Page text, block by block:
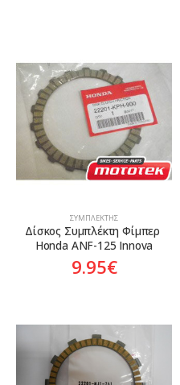
ΣΥΜΠΛΈΚΤΗΣ
Δίσκος Συμπλέκτη Φίμπερ
Honda ANF-125 Innova
9.95€